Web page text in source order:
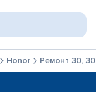
Honor Ремонт 30,